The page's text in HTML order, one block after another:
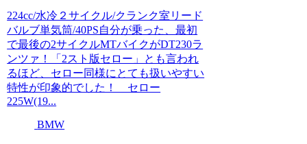
224cc/水冷２サイクル/クランク室リード
バルブ単気筒/40PS自分が乗った、最初
で最後の2サイクルMTバイクがDT230ラ
ンツァ！「2スト版セロー」とも言われ
るほど、セロー同様にとても扱いやすい
特性が印象的でした！ セロー
225W(19...
BMW